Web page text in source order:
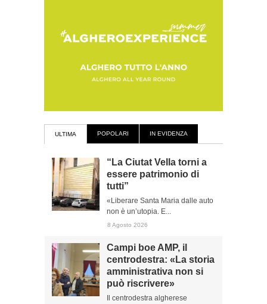
ULTIMA POPOLARI IN EVIDENZA
“La Ciutat Vella torni a
essere patrimonio di
tutti”
«Liberare Santa Maria dalle auto
non è un’utopia. E...
8 Agosto 2026
Campi boe AMP, il
centrodestra: «La storia
amministrativa non si
può riscrivere»
Il centrodestra algherese